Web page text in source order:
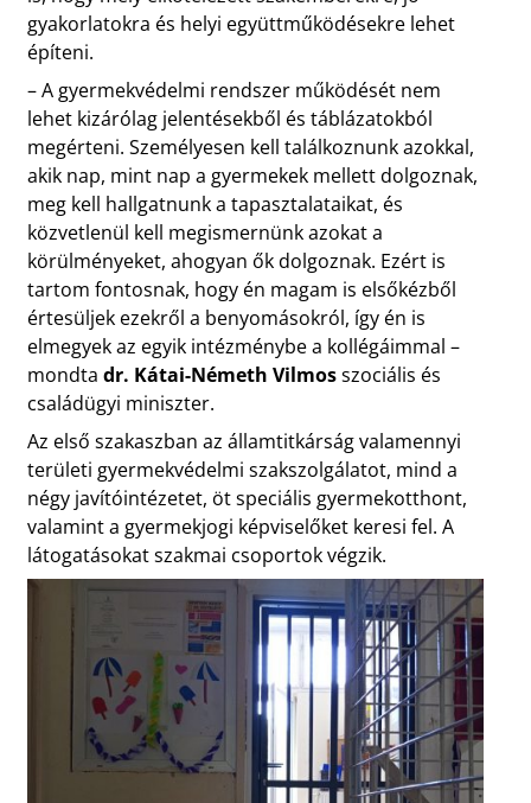
gyakorlatokra és helyi együttműködésekre lehet
építeni.
– A gyermekvédelmi rendszer működését nem
lehet kizárólag jelentésekből és táblázatokból
megérteni. Személyesen kell találkoznunk azokkal,
akik nap, mint nap a gyermekek mellett dolgoznak,
meg kell hallgatnunk a tapasztalataikat, és
közvetlenül kell megismernünk azokat a
körülményeket, ahogyan ők dolgoznak. Ezért is
tartom fontosnak, hogy én magam is elsőkézből
értesüljek ezekről a benyomásokról, így én is
elmegyek az egyik intézménybe a kollégáimmal –
mondta dr. Kátai-Németh Vilmosszociális és
családügyi miniszter.
Az első szakaszban az államtitkárság valamennyi
területi gyermekvédelmi szakszolgálatot, mind a
négy javítóintézetet, öt speciális gyermekotthont,
valamint a gyermekjogi képviselőket keresi fel. A
látogatásokat szakmai csoportok végzik.